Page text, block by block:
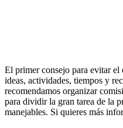
El primer consejo para evitar el
ideas, actividades, tiempos y
recomendamos organizar
para dividir la gran tarea de la
manejables. Si quieres más